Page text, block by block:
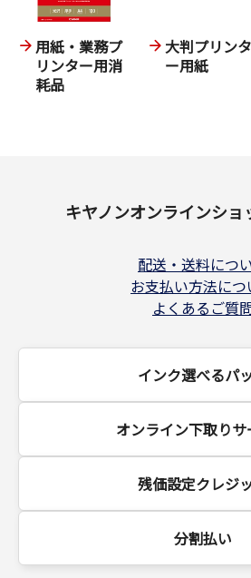
用紙・業務プ
リンター用消
耗品
大判プリンタ
ー用紙
キヤノンオンラインショ
配送・送料につ
お支払い方法につ
よくあるご質
インク選べるパ
オンライン下取りサ
残価設定クレジ
分割払い